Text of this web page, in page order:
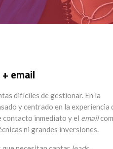
email
difíciles de gestionar. En la
y centrado en la experiencia
contacto inmediato y el email
ni grandes inversiones.